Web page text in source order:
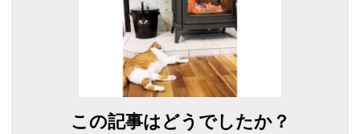
この記事はどうでしたか？